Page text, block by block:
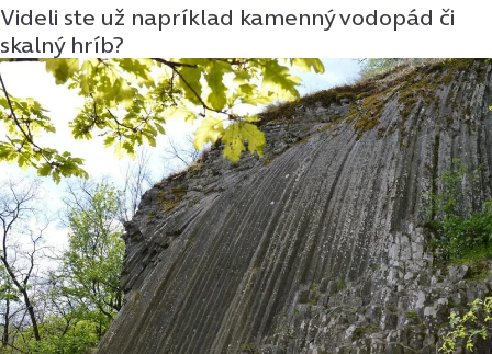
Videli ste už napríklad kamenný vodopád či
skalný hríb?